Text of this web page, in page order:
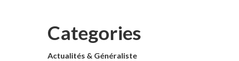
Categories
Actualités & Généraliste